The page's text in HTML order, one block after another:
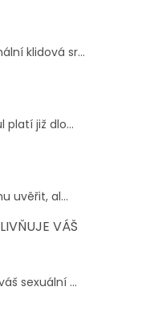
klidová sr...
platí již dlo...
uvěřit, al...
VÁŠ
sexuální ...